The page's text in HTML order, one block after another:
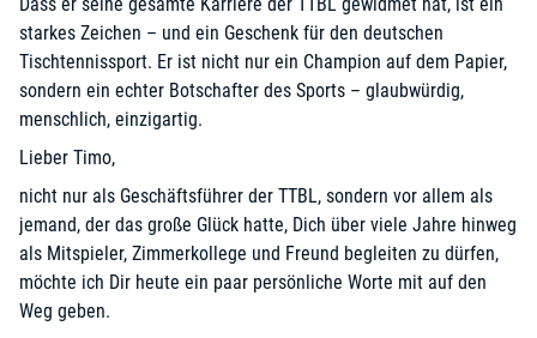
starkes Zeichen – und ein Geschenk für den deutschen
Tischtennissport. Er ist nicht nur ein Champion auf dem Papier,
sondern ein echter Botschafter des Sports – glaubwürdig,
menschlich, einzigartig.
Lieber Timo,
nicht nur als Geschäftsführer der TTBL, sondern vor allem als
jemand, der das große Glück hatte, Dich über viele Jahre hinweg
als Mitspieler, Zimmerkollege und Freund begleiten zu dürfen,
möchte ich Dir heute ein paar persönliche Worte mit auf den
Weg geben.